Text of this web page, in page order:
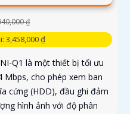
₫
3,458,000 ₫
Q1 là một thiết bị tối ưu
cho phép xem ban
cứng (HDD), đầu ghi đảm
hình ảnh với độ phân